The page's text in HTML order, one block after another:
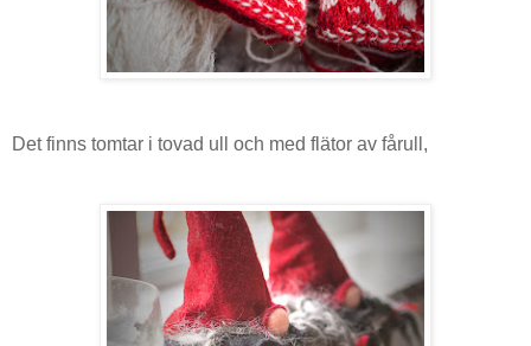
Det finns tomtar i tovad ull och med flätor av fårull,